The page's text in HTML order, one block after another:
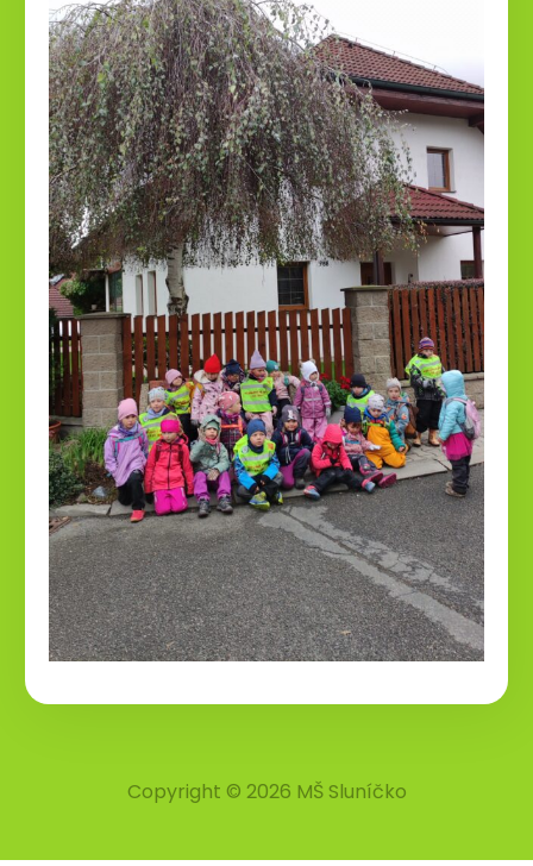
Copyright © 2026 MŠ Sluníčko